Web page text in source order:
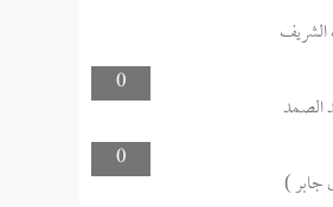
0
الصمد
0
جابر )